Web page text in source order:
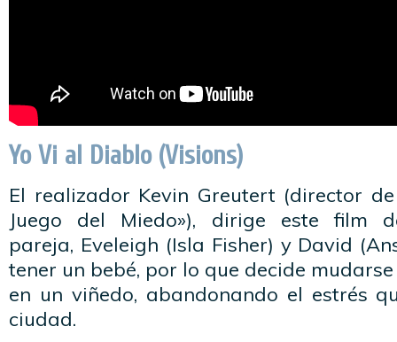
Yo Vi al Diablo (Visions)
El realizador Kevin Greutert (director
Juego del Miedo»), dirige este film
pareja, Eveleigh (Isla Fisher) y David
tener un bebé, por lo que decide
en un viñedo, abandonando el estrés
ciudad.